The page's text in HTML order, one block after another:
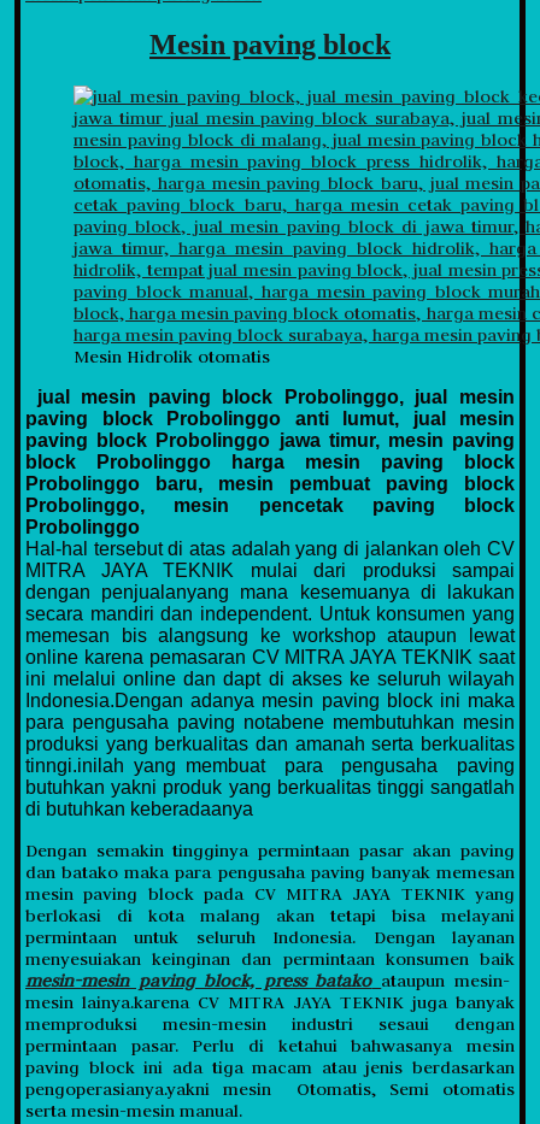
Mesin paving block
Mesin Hidrolik otomatis
jual mesin paving block Probolinggo, jual mesin
paving block Probolinggo anti lumut, jual mesin
paving block Probolinggo jawa timur, mesin paving
block Probolinggo harga mesin paving block
Probolinggo baru, mesin pembuat paving block
Probolinggo, mesin pencetak paving block
Probolinggo
Hal-hal tersebut di atas adalah yang di jalankan oleh CV
MITRA JAYA TEKNIK mulai dari produksi sampai
dengan penjualanyang mana kesemuanya di lakukan
secara mandiri dan independent. Untuk konsumen yang
memesan bis alangsung ke workshop ataupun lewat
online karena pemasaran CV MITRA JAYA TEKNIK saat
ini melalui online dan dapt di akses ke seluruh wilayah
Indonesia.Dengan adanya mesin paving block ini maka
para pengusaha paving notabene membutuhkan mesin
produksi yang berkualitas dan amanah serta berkualitas
tinngi.inilah yang membuat para pengusaha paving
butuhkan yakni produk yang berkualitas tinggi sangatlah
di butuhkan keberadaanya
Dengan semakin tingginya permintaan pasar akan paving
dan batako maka para pengusaha paving banyak memesan
mesin paving block pada CV MITRA JAYA TEKNIK yang
berlokasi di kota malang akan tetapi bisa melayani
permintaan untuk seluruh Indonesia. Dengan layanan
menyesuiakan keinginan dan permintaan konsumen baik
mesin-mesin paving block, press batako ataupun mesin-
mesin lainya.karena CV MITRA JAYA TEKNIK juga banyak
memproduksi mesin-mesin industri sesaui dengan
permintaan pasar. Perlu di ketahui bahwasanya mesin
paving block ini ada tiga macam atau jenis berdasarkan
pengoperasianya.yakni mesin Otomatis, Semi otomatis
serta mesin-mesin manual.